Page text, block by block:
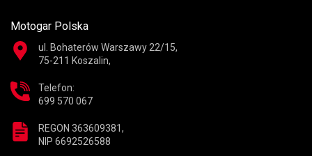
Motogar Polska
ul. Bohaterów Warszawy 22/15,
75-211 Koszalin,
Telefon:
699 570 067
REGON 363609381,
NIP 6692526588